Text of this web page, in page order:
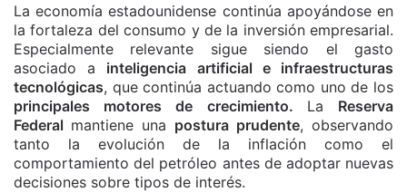
La economía estadounidense continúa apoyándose en
la fortaleza del consumo y de la inversión empresarial.
Especialmente relevante sigue siendo el gasto
asociado a inteligencia artificial e infraestructuras
tecnológicas, que continúa actuando como uno de los
principales motores de crecimiento. La Reserva
Federal mantiene una postura prudente, observando
tanto la evolución de la inflación como el
comportamiento del petróleo antes de adoptar nuevas
decisiones sobre tipos de interés.